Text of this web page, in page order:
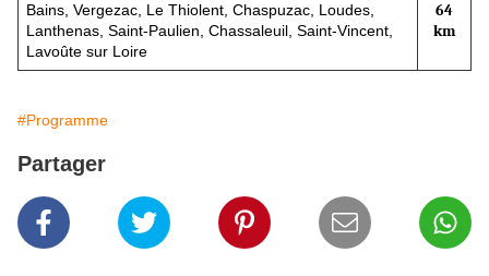
Bains, Vergezac, Le Thiolent, Chaspuzac, Loudes,
Lanthenas, Saint-Paulien, Chassaleuil, Saint-Vincent,
Lavoûte sur Loire
64
km
#Programme
Partager